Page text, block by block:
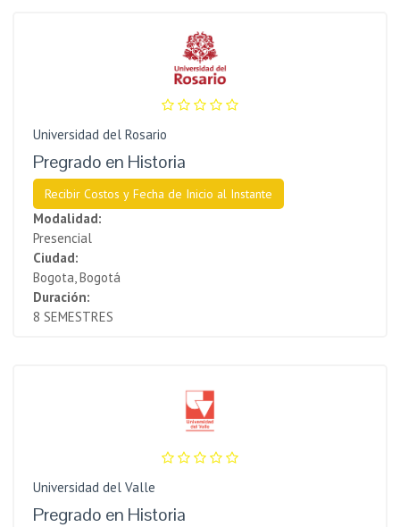
Universidad del Rosario
Pregrado en Historia
Recibir Costos y Fecha de Inicio al Instante
Modalidad:
Presencial
Ciudad:
Bogota, Bogotá
Duración:
8 SEMESTRES
Universidad del Valle
Pregrado en Historia